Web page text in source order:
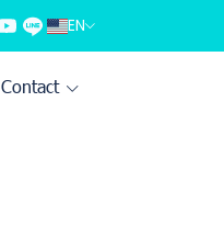
EN
Contact